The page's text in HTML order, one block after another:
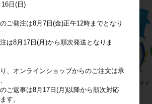
マーメ
日(日)
ご発注は8月7日(金)正午12時までとなり
は8月17日(月)から順次発送となりま
、オンラインショップからのご注文は承
ご返事は8月17日(月)以降から順次対応
す。